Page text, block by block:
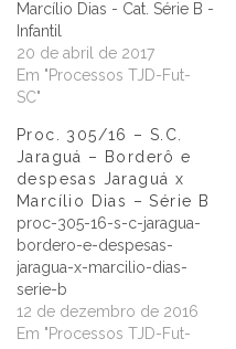
Marcílio Dias - Cat. Série B -
Infantil
20 de abril de 2017
Em "Processos TJD-Fut-
SC"
Proc. 305/16 – S.C.
Jaraguá – Borderô e
despesas Jaraguá x
Marcílio Dias – Série B
proc-305-16-s-c-jaragua-
bordero-e-despesas-
jaragua-x-marcilio-dias-
serie-b
12 de dezembro de 2016
Em "Processos TJD-Fut-